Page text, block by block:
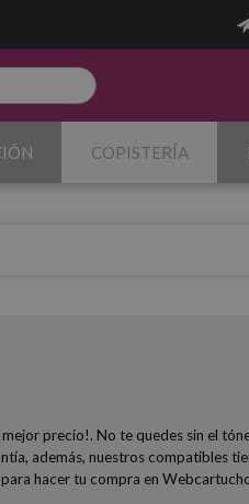
COPISTERÍA
mejor precio!. No te quedes sin el
además, nuestros compatibles
hacer tu compra en